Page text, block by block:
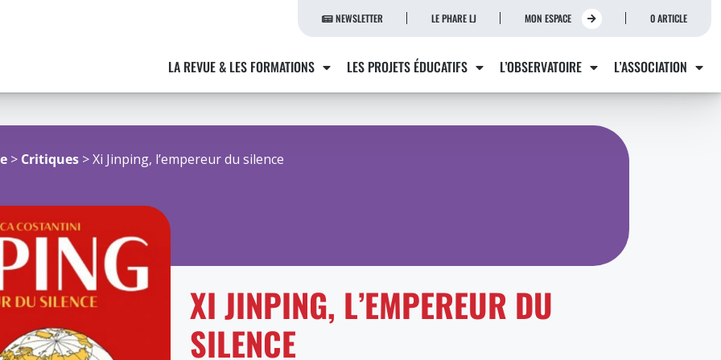
NEWSLETTER LE PHARE LJ MON ESPACE 0 ARTICLE
LA REVUE & LES FORMATIONS LES PROJETS ÉDUCATIFS L’OBSERVATOIRE L’ASSOCIATION
> Critiques > Xi Jinping, l’empereur du silence
XI JINPING, L’EMPEREUR DU
SILENCE